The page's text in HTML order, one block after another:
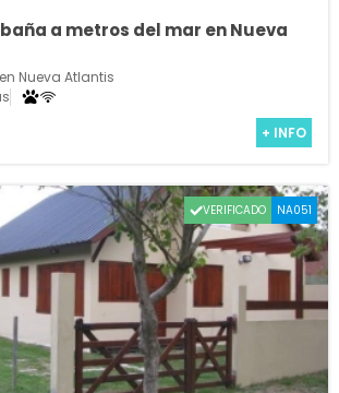
a metros del mar en Nueva
Nueva Atlantis
+ INFO
VERIFICADO NA051